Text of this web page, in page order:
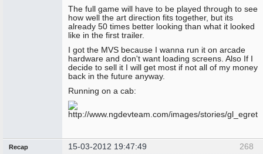
The full game will have to be played through to see
how well the art direction fits together, but its
already 50 times better looking than what it looked
like in the first trailer.
I got the MVS because I wanna run it on arcade
hardware and don't want loading screens. Also If I
decide to sell it I will get most if not all of my money
back in the future anyway.
Running on a cab:
268
Recap 15-03-2012 19:47:49